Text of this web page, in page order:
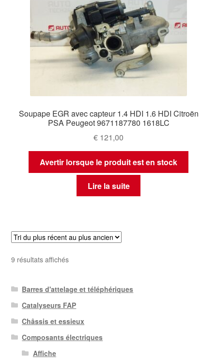
Soupape EGR avec capteur 1.4 HDI 1.6 HDI Citroën
PSA Peugeot 9671187780 1618LC
€ 121,00
Avertir lorsque le produit est en stock
Lire la suite
9 résultats affichésTrié
récent
au
plus
ancien
Barres d'attelage et téléphériques
Catalyseurs FAP
Châssis et essieux
Composants électriques
Affiche